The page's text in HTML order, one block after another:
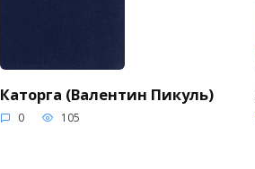
Каторга (Валентин Пикуль)
0 105